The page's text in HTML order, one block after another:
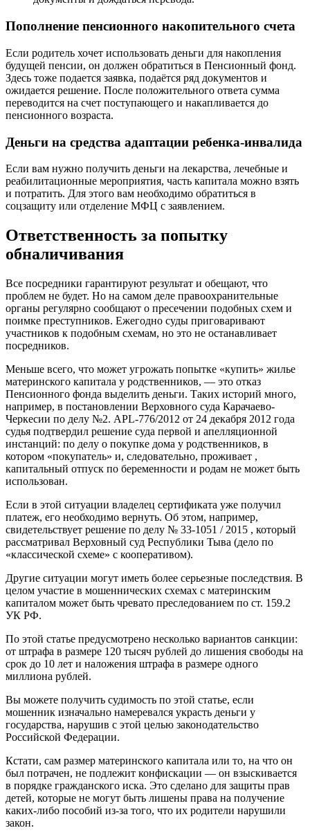
Пополнение пенсионного накопительного счета
Если родитель хочет использовать деньги для накопления
будущей пенсии, он должен обратиться в Пенсионный фонд.
Здесь тоже подается заявка, подаётся ряд документов и
ожидается решение. После положительного ответа сумма
переводится на счет поступающего и накапливается до
пенсионного возраста.
Деньги на средства адаптации ребенка-инвалида
Если вам нужно получить деньги на лекарства, лечебные и
реабилитационные мероприятия, часть капитала можно взять
и потратить. Для этого вам необходимо обратиться в
соцзащиту или отделение МФЦ с заявлением.
Ответственность за попытку
обналичивания
Все посредники гарантируют результат и обещают, что
проблем не будет. Но на самом деле правоохранительные
органы регулярно сообщают о пресечении подобных схем и
поимке преступников. Ежегодно суды приговаривают
участников к подобным схемам, но это не останавливает
посредников.
Меньше всего, что может угрожать попытке «купить» жилье
материнского капитала у родственников, — это отказ
Пенсионного фонда выделить деньги. Таких историй много,
например, в постановлении Верховного суда Карачаево-
Черкесии по делу №2. APL-776/2012 от 24 декабря 2012 года
судья подтвердил решение суда первой и апелляционной
инстанций: по делу о покупке дома у родственников, в
котором «покупатель» и, следовательно, проживает ,
капитальный отпуск по беременности и родам не может быть
использован.
Если в этой ситуации владелец сертификата уже получил
платеж, его необходимо вернуть. Об этом, например,
свидетельствует решение по делу № 33-1051 / 2015 , который
рассматривал Верховный суд Республики Тыва (дело по
«классической схеме» с кооперативом).
Другие ситуации могут иметь более серьезные последствия. В
целом участие в мошеннических схемах с материнским
капиталом может быть чревато преследованием по ст. 159.2
УК РФ.
По этой статье предусмотрено несколько вариантов санкции:
от штрафа в размере 120 тысяч рублей до лишения свободы на
срок до 10 лет и наложения штрафа в размере одного
миллиона рублей.
Вы можете получить судимость по этой статье, если
мошенник изначально намеревался украсть деньги у
государства, нарушив с этой целью законодательство
Российской Федерации.
Кстати, сам размер материнского капитала или то, на что он
был потрачен, не подлежит конфискации — он взыскивается
в порядке гражданского иска. Это сделано для защиты прав
детей, которые не могут быть лишены права на получение
каких-либо пособий из-за того, что их родители нарушили
закон.